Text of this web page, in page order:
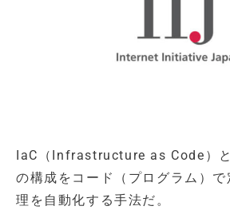
IaC（Infrastructure as Code）
の構成をコード（プログラム）
理を自動化する手法だ。